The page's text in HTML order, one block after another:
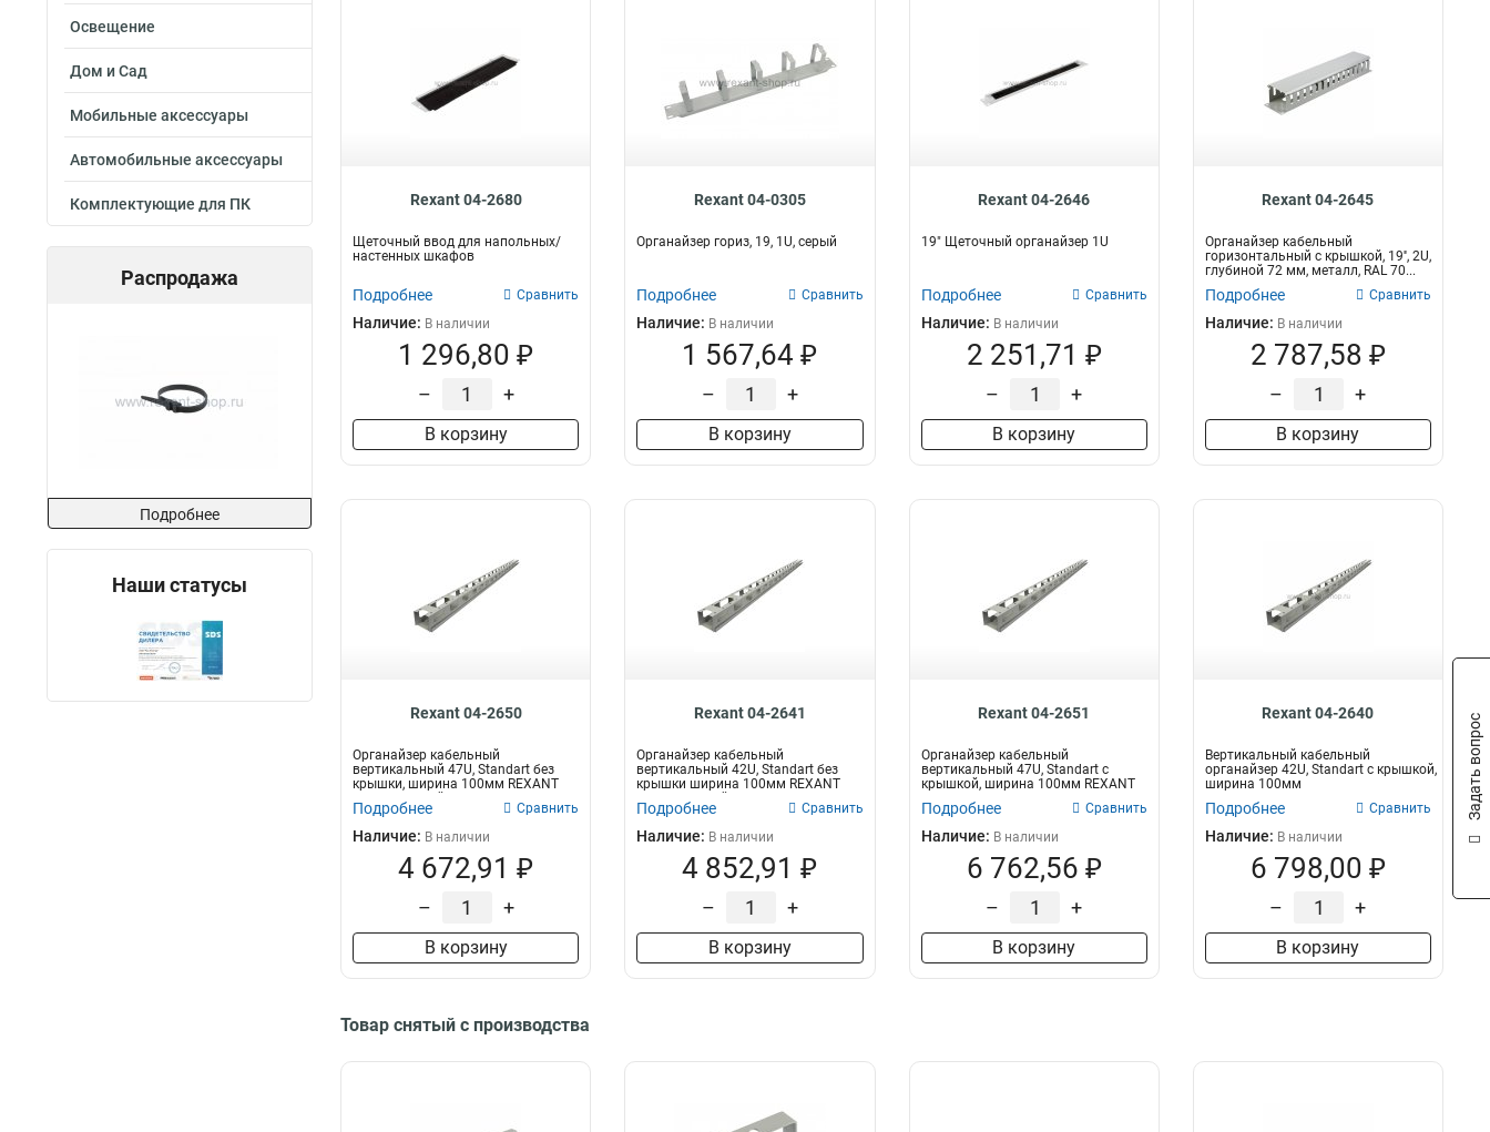
Освещение
Дом и Сад
Мобильные аксессуары
Автомобильные аксессуары
Комплектующие для ПК
Распродажа
Подробнее
Наши статусы
Rexant 04-2680
Щеточный ввод для напольных/
настенных шкафов
Подробнее Сравнить
Наличие: В наличии
1 296,80 ₽
– +
В корзину
Rexant 04-0305
Органайзер гориз, 19, 1U, серый
Подробнее Сравнить
Наличие: В наличии
1 567,64 ₽
– +
В корзину
Rexant 04-2646
19" Щеточный органайзер 1U
Подробнее Сравнить
Наличие: В наличии
2 251,71 ₽
– +
В корзину
Rexant 04-2645
Органайзер кабельный
горизонтальный с крышкой, 19'', 2U,
глубиной 72 мм, металл, RAL 70...
Подробнее Сравнить
Наличие: В наличии
2 787,58 ₽
– +
В корзину
Rexant 04-2650
Органайзер кабельный
вертикальный 47U, Standart без
крышки, ширина 100мм REXANT
Вертикальный ка...
Подробнее Сравнить
Наличие: В наличии
4 672,91 ₽
– +
В корзину
Rexant 04-2641
Органайзер кабельный
вертикальный 42U, Standart без
крышки ширина 100мм REXANT
Вертикальный каб...
Подробнее Сравнить
Наличие: В наличии
4 852,91 ₽
– +
В корзину
Rexant 04-2651
Органайзер кабельный
вертикальный 47U, Standart с
крышкой, ширина 100мм REXANT
Подробнее Сравнить
Наличие: В наличии
6 762,56 ₽
– +
В корзину
Rexant 04-2640
Вертикальный кабельный
органайзер 42U, Standart с крышкой,
ширина 100мм
Подробнее Сравнить
Наличие: В наличии
6 798,00 ₽
– +
В корзину
Товар снятый с производства
Задать вопрос